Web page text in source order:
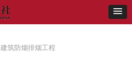
建筑防烟排烟工程